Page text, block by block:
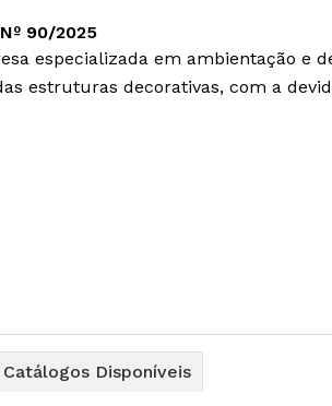
Nº 90/2025
especializada em ambientação e
estruturas decorativas, com a
Catálogos Disponíveis